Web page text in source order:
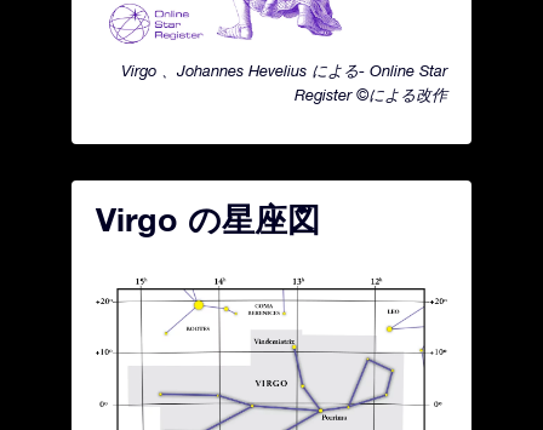
Virgo 、Johannes Hevelius による- Online Star
Register ©による改作
Virgo の星座図